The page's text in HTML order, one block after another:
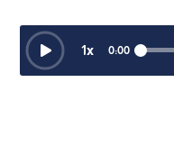
0:00
1x